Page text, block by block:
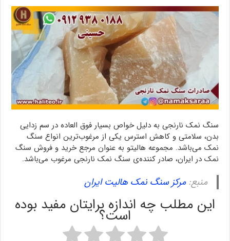
سنگ نمک نارنجی به دلیل خواص بسیار فوق العاده‌ در سم زدایی
بدن، سلامتی و کاهش استرس یکی از مرغوب‌ترین انواع سنگ
نمک می‌باشد. مجموعه هالیتو به عنوان مرجع خرید و فروش سنگ
نمک در ایران، صادر کننده‌ی سنگ نمک نارنجی مرغوب می‌باشد.
منبع:مرکز سنگ نمک هالیت ایران
این مطلب چه اندازه برایتان مفید بوده
است؟